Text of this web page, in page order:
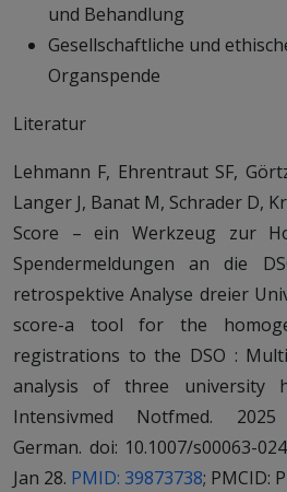
und Behandlung
Gesellschaftliche und
Organspende
Literatur
Lehmann F, Ehrentraut SF,
Langer J, Banat M, Schrader D,
Score – ein Werkzeug zur
Spendermeldungen an die
retrospektive Analyse dreier
score-a tool for the
registrations to the DSO :
analysis of three university
Intensivmed Notfmed. 2025
German. doi: 10.1007/s00063-
Jan 28. PMID: 39873738; PMCID: